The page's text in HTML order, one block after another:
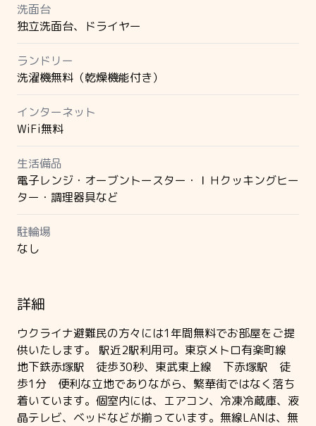
洗面台
独立洗面台、ドライヤー
ランドリー
洗濯機無料（乾燥機能付き）
インターネット
WiFi無料
生活備品
電子レンジ・オーブントースター・ＩＨクッキングヒー
ター・調理器具など
駐輪場
なし
詳細
ウクライナ避難民の方々には1年間無料でお部屋をご提
供いたします。 駅近2駅利用可。東京メトロ有楽町線
地下鉄赤塚駅 徒歩30秒、東武東上線 下赤塚駅 徒
歩1分 便利な立地でありながら、繁華街ではなく落ち
着いています。個室内には、エアコン、冷凍冷蔵庫、液
晶テレビ、ベッドなどが揃っています。無線LANは、無